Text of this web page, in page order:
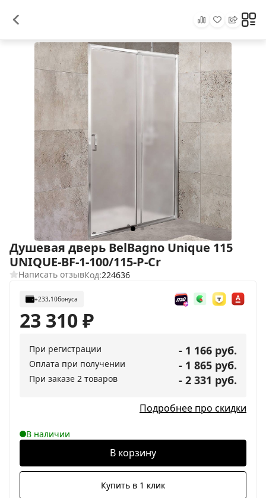
Душевая дверь BelBagno Unique 115
UNIQUE-BF-1-100/115-P-Cr
Написать отзывКод:224636
+233,10бонуса
23 310₽
При регистрации - 1 166 руб.
Оплата при получении - 1 865 руб.
При заказе 2 товаров - 2 331 руб.
Подробнее про скидки
В наличии
В корзину
Купить в 1 клик